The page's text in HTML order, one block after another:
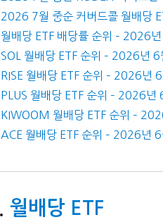
2026 7월 중순 커버드콜 월배당
월배당 ETF 배당률 순위 – 2026
SOL 월배당 ETF 순위 – 2026년 6
RISE 월배당 ETF 순위 – 2026년
PLUS 월배당 ETF 순위 – 2026년
KIWOOM 월배당 ETF 순위 –
ACE 월배당 ETF 순위 – 2026년
월배당 ETF